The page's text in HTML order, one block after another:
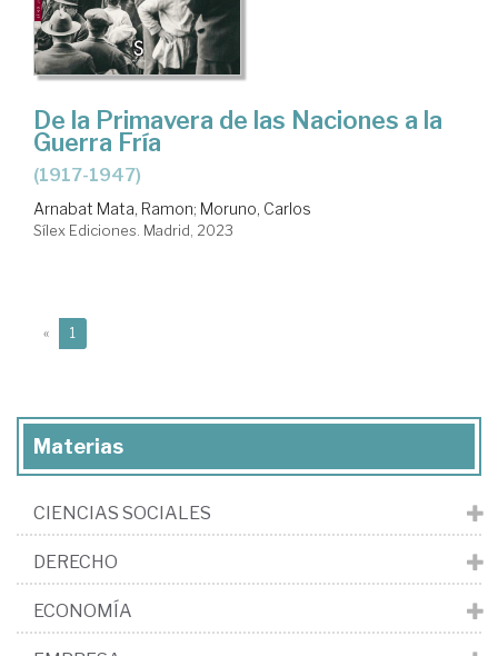
De la Primavera de las Naciones a la
Guerra Fría
(1917-1947)
Arnabat Mata, Ramon; Moruno, Carlos
Sílex Ediciones. Madrid, 2023
« 1
Materias
CIENCIAS SOCIALES
DERECHO
ECONOMÍA